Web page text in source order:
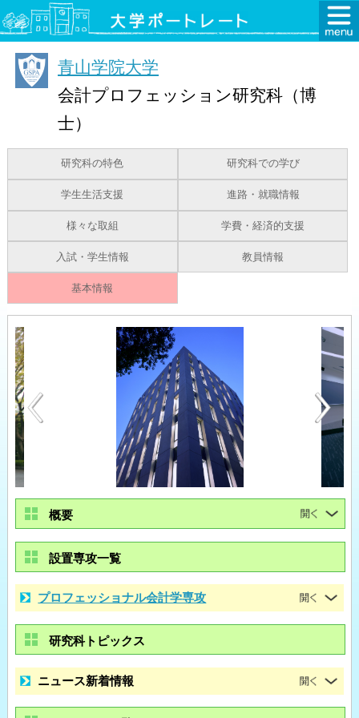
青山学院大学
会計プロフェッション研究科（博
士）
研究科の特色 研究科での学び
学生生活支援 進路・就職情報
様々な取組 学費・経済的支援
入試・学生情報 教員情報
基本情報
概要
設置専攻一覧
プロフェッショナル会計学専攻
研究科トピックス
ニュース新着情報